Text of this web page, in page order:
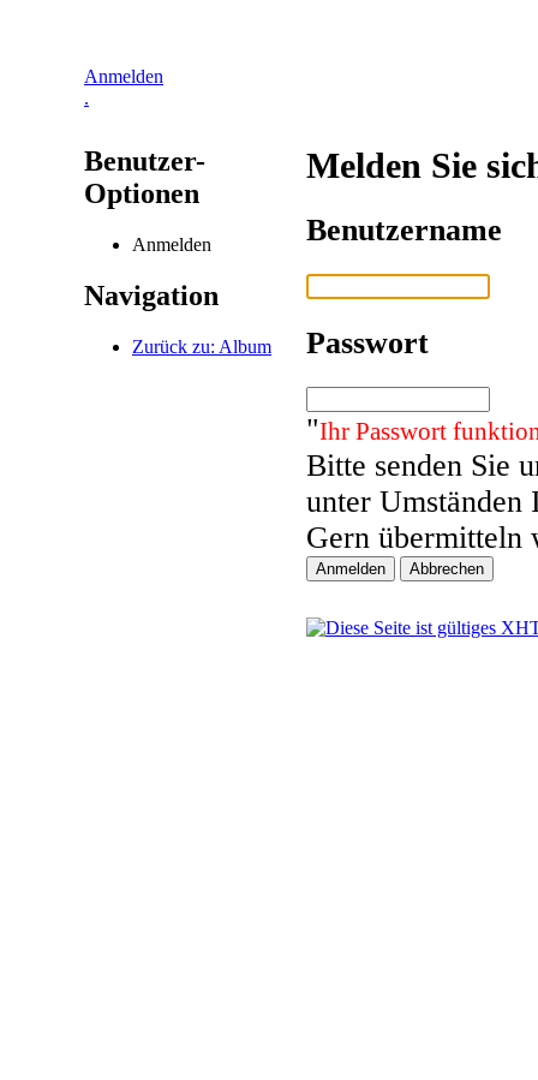
Anmelden
.
Benutzer-
Optionen
Anmelden
Navigation
Zurück zu: Album
Melden Sie
Benutzername
Passwort
"Ihr Passwort
Bitte senden Sie
unter Umständen
Gern übermitteln